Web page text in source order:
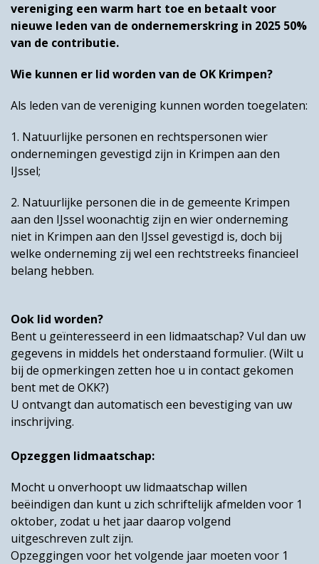
vereniging een warm hart toe en betaalt voor
nieuwe leden van de ondernemerskring in 2025 50%
van de contributie.
Wie kunnen er lid worden van de OK Krimpen?
Als leden van de vereniging kunnen worden toegelaten:
1. Natuurlijke personen en rechtspersonen wier
ondernemingen gevestigd zijn in Krimpen aan den
IJssel;
2. Natuurlijke personen die in de gemeente Krimpen
aan den IJssel woonachtig zijn en wier onderneming
niet in Krimpen aan den IJssel gevestigd is, doch bij
welke onderneming zij wel een rechtstreeks financieel
belang hebben.
Ook lid worden?
Bent u geïnteresseerd in een lidmaatschap? Vul dan uw
gegevens in middels het onderstaand formulier. (Wilt u
bij de opmerkingen zetten hoe u in contact gekomen
bent met de OKK?)
U ontvangt dan automatisch een bevestiging van uw
inschrijving.
Opzeggen lidmaatschap:
Mocht u onverhoopt uw lidmaatschap willen
beëindigen dan kunt u zich schriftelijk afmelden voor 1
oktober, zodat u het jaar daarop volgend
uitgeschreven zult zijn.
Opzeggingen voor het volgende jaar moeten voor 1